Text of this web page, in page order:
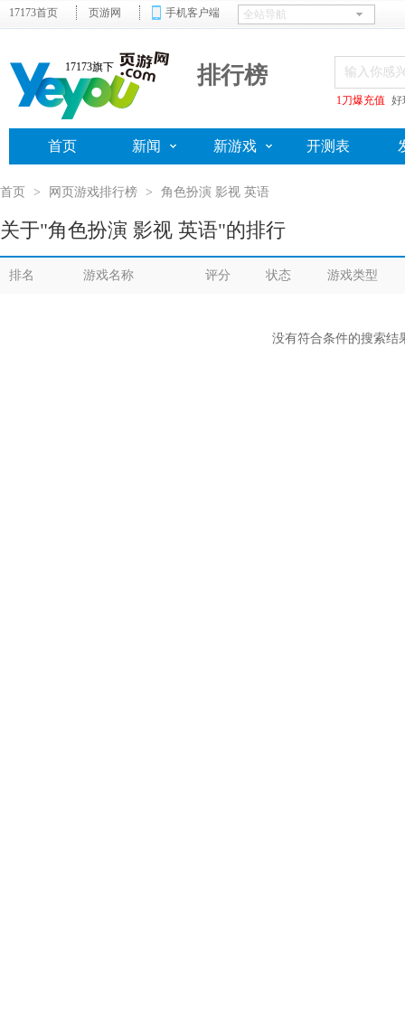
17173首页 页游网 手机客户端
17173旗下 排行榜
1刀爆充值 好
首页 新闻 新游戏 开测表
首页 > 网页游戏排行榜 > 角色扮演 影视 英语
关于"角色扮演 影视 英语"的排行
排名 游戏名称 评分 状态 游戏类型
没有符合条件的搜索结